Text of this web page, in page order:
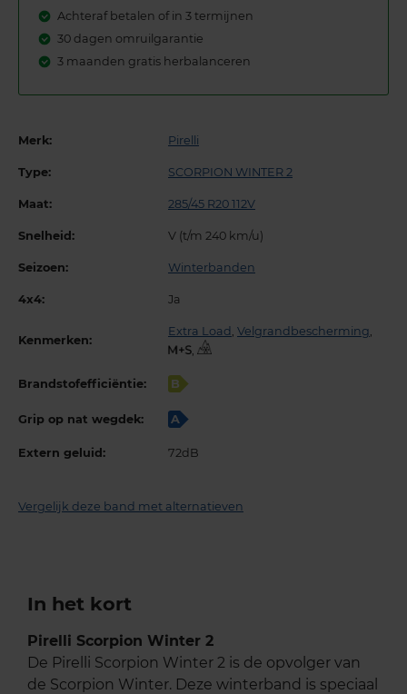
Achteraf betalen of in 3 termijnen
30 dagen omruilgarantie
3 maanden gratis herbalanceren
Merk: Pirelli
Type: SCORPION WINTER 2
Maat: 285/45 R20 112V
Snelheid: V (t/m 240 km/u)
Seizoen: Winterbanden
4x4: Ja
Kenmerken:
Extra Load Velgrandbescherming
,
Brandstofefficiëntie: B
Grip op nat wegdek: A
Extern geluid: 72dB
Vergelijk deze band met alternatieven
In het kort
Pirelli Scorpion Winter 2
De Pirelli Scorpion Winter 2 is de opvolger van
de Scorpion Winter. Deze winterband is speciaal